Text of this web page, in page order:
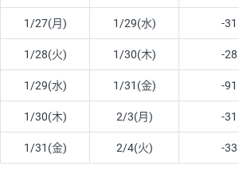
1/27(月) 1/29(水) -31
1/28(火) 1/30(木) -28
1/29(水) 1/31(金) -91
1/30(木) 2/3(月) -31
1/31(金) 2/4(火) -33